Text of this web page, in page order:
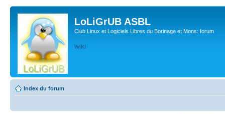
LoLiGrUB ASBL
Club Linux et Logiciels Libres du Borinage et Mons: forum
WIKI
Index du forum